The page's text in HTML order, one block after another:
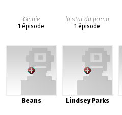
Ginnie
1 épisode
la star du porno
1 épisode
Beans Lindsey Parks